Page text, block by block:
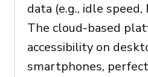
data (e.g., idle speed,
The cloud-based
accessibility on
smartphones,